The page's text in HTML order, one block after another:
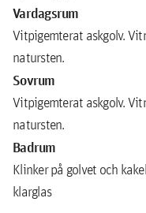
Vardagsrum
Vitpigemterat askgolv.
natursten.
Sovrum
Vitpigemterat askgolv.
natursten.
Badrum
Klinker på golvet och
klarglas